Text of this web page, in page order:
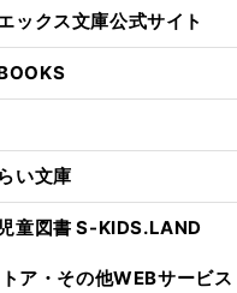
ックス文庫公式サイト
い文庫
童図書 S-KIDS.LAND
ア・ その他WEBサービス